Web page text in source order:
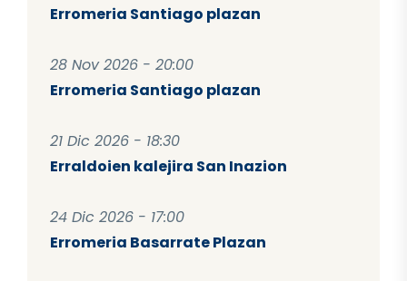
Erromeria Santiago plazan
28 Nov 2026 - 20:00
Erromeria Santiago plazan
21 Dic 2026 - 18:30
Erraldoien kalejira San Inazion
24 Dic 2026 - 17:00
Erromeria Basarrate Plazan